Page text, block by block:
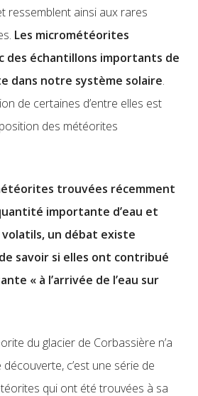
ressemblent ainsi aux rares
Les micrométéorites
des échantillons importants de
dans notre système solaire.
de certaines d’entre elles est
des météorites
trouvées récemment
importante d’eau et
un débat existe
savoir si elles ont contribué
« à l’arrivée de l’eau sur
du glacier de Corbassière n’a
c’est une série de
qui ont été trouvées à sa